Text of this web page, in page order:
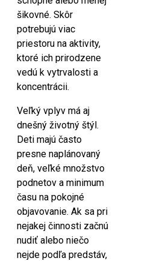
šikovné. Skôr
potrebujú viac
priestoru na aktivity,
ktoré ich prirodzene
vedú k vytrvalosti a
koncentrácii.
Veľký vplyv má aj
dnešný životný štýl.
Deti majú často
presne naplánovaný
deň, veľké množstvo
podnetov a minimum
času na pokojné
objavovanie. Ak sa pri
nejakej činnosti začnú
nudiť alebo niečo
nejde podľa predstáv,